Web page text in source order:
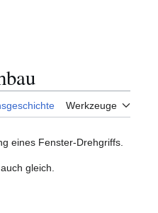
Werkzeuge
eines Fenster-Drehgriffs.
gleich.